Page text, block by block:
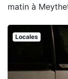
matin à
Locales